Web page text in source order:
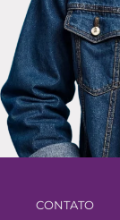
CONTATO